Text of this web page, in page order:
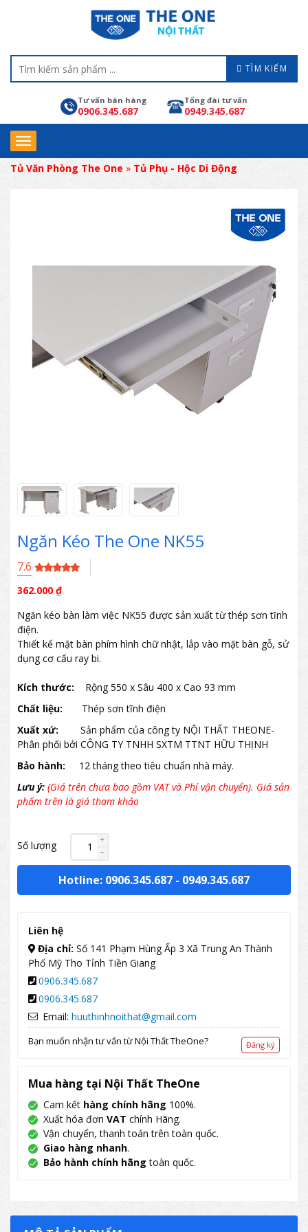
TÌM KIẾM
Tư vấn bán hàng
0906.345.687
Tổng đài tư vấn
0949.345.687
Tủ Văn Phòng The One » Tủ Phụ - Hộc Di Động
Ngăn Kéo The One NK55
7.6
362.000 ₫
Ngăn kéo bàn làm việc NK55 được sản xuất từ thép sơn tĩnh
điện.
Thiết kế mặt bàn phím hình chữ nhật, lắp vào mặt bàn gỗ, sử
dụng cơ cấu ray bi.
Kích thước: Rộng 550 x Sâu 400 x Cao 93 mm
Chất liệu:
Thép sơn tĩnh điện
Xuất xứ:
Sản phẩm của công ty NỘI THẤT THEONE-
Phân phối bởi CÔNG TY TNHH SXTM TTNT HỮU THỊNH
Bảo hành:
12 tháng theo tiêu chuẩn nhà máy.
Lưu ý: (Giá trên chưa bao gồm VAT và Phí vận chuyển). Giá sản
phẩm trên là giá tham khảo
Số lượng
Hotline: 0906.345.687 - 0949.345.687
Liên hệ
Địa chỉ: Số 141 Phạm Hùng Ấp 3 Xã Trung An Thành
Phố Mỹ Tho Tỉnh Tiền Giang
0906.345.687
0906.345.687
Email: huuthinhnoithat@gmail.com
Bạn muốn nhận tư vấn từ Nội Thất TheOne? Đăng ký
Mua hàng tại Nội Thất TheOne
Cam kết hàng chính hãng 100%.
Xuất hóa đơn VAT chính Hãng.
Vận chuyển, thanh toán trên toàn quốc.
Giao hàng nhanh.
Bảo hành chính hãng toàn quốc.